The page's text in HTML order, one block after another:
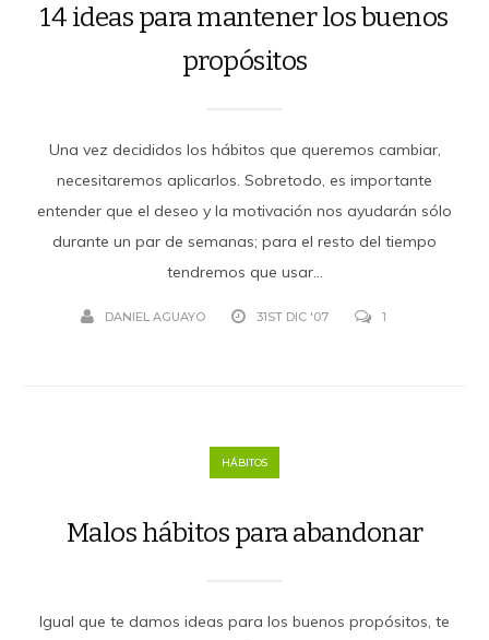
14 ideas para mantener los buenos
propósitos
Una vez decididos los hábitos que queremos cambiar,
necesitaremos aplicarlos. Sobretodo, es importante
entender que el deseo y la motivación nos ayudarán sólo
durante un par de semanas; para el resto del tiempo
tendremos que usar...
DANIEL AGUAYO 31ST DIC '07 1
HÁBITOS
Malos hábitos para abandonar
Igual que te damos ideas para los buenos propósitos, te